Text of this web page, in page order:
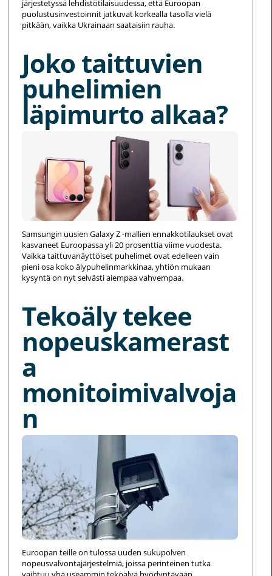
järjestetyssä lehdistötilaisuudessa, että Euroopan
puolustusinvestoinnit jatkuvat korkealla tasolla vielä
pitkään, vaikka Ukrainaan saataisiin rauha.
Joko taittuvien
puhelimien
läpimurto alkaa?
Samsungin uusien Galaxy Z -mallien ennakkotilaukset ovat
kasvaneet Euroopassa yli 20 prosenttia viime vuodesta.
Vaikka taittuvanäyttöiset puhelimet ovat edelleen vain
pieni osa koko älypuhelinmarkkinaa, yhtiön mukaan
kysyntä on nyt selvästi aiempaa vahvempaa.
Tekoäly tekee
nopeuskamerast
a
monitoimivalvoja
n
Euroopan teille on tulossa uuden sukupolven
nopeusvalvontajärjestelmiä, joissa perinteinen tutka